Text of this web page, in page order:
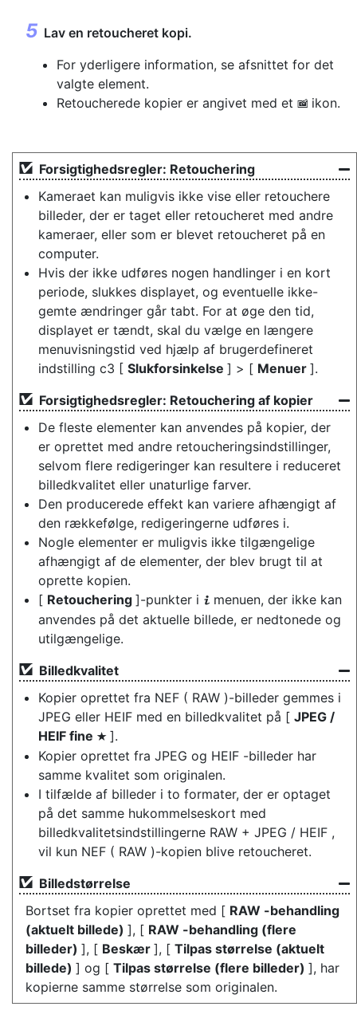
Lav en retoucheret kopi.
For yderligere information, se afsnittet for det
valgte element.
Retoucherede kopier er angivet med et p ikon.
Forsigtighedsregler: Retouchering
Kameraet kan muligvis ikke vise eller retouchere
billeder, der er taget eller retoucheret med andre
kameraer, eller som er blevet retoucheret på en
computer.
Hvis der ikke udføres nogen handlinger i en kort
periode, slukkes displayet, og eventuelle ikke-
gemte ændringer går tabt. For at øge den tid,
displayet er tændt, skal du vælge en længere
menuvisningstid ved hjælp af brugerdefineret
indstilling c3 [ Slukforsinkelse ] > [ Menuer ].
Forsigtighedsregler: Retouchering af kopier
De fleste elementer kan anvendes på kopier, der
er oprettet med andre retoucheringsindstillinger,
selvom flere redigeringer kan resultere i reduceret
billedkvalitet eller unaturlige farver.
Den producerede effekt kan variere afhængigt af
den rækkefølge, redigeringerne udføres i.
Nogle elementer er muligvis ikke tilgængelige
afhængigt af de elementer, der blev brugt til at
oprette kopien.
[ Retouchering ]-punkter i i menuen, der ikke kan
anvendes på det aktuelle billede, er nedtonede og
utilgængelige.
Billedkvalitet
Kopier oprettet fra NEF ( RAW )-billeder gemmes i
JPEG eller HEIF med en billedkvalitet på [ JPEG /
HEIF fine m ].
Kopier oprettet fra JPEG og HEIF -billeder har
samme kvalitet som originalen.
I tilfælde af billeder i to formater, der er optaget
på det samme hukommelseskort med
billedkvalitetsindstillingerne RAW + JPEG / HEIF ,
vil kun NEF ( RAW )-kopien blive retoucheret.
Billedstørrelse
Bortset fra kopier oprettet med [ RAW -behandling
(aktuelt billede) ], [ RAW -behandling (flere
billeder) ], [ Beskær ], [ Tilpas størrelse (aktuelt
billede) ] og [ Tilpas størrelse (flere billeder) ], har
kopierne samme størrelse som originalen.